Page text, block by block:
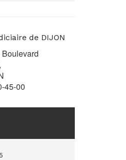
de DIJON
45-00